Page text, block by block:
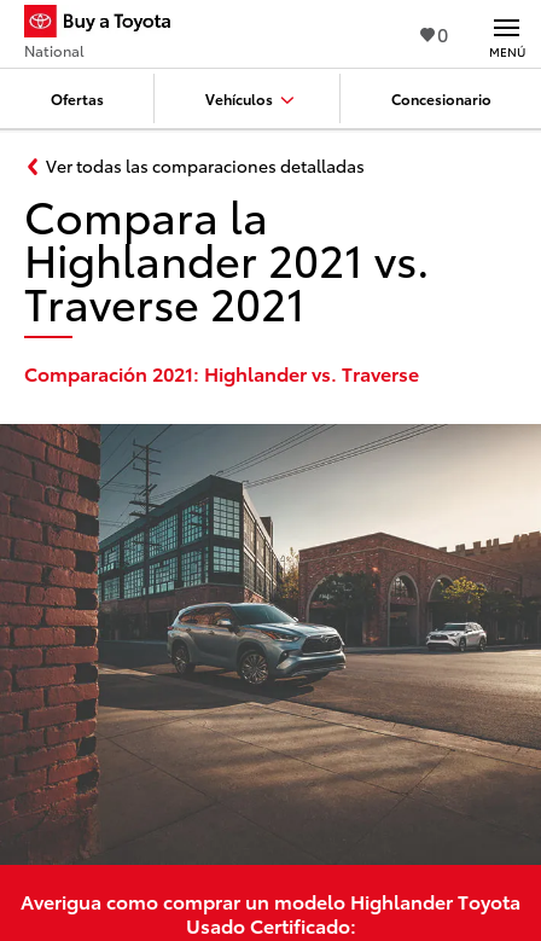
0
Ofertas Vehículos Concesionario
National MENÚ
Ver todas las comparaciones detalladas
Compara la
Highlander 2021 vs.
Traverse 2021
Comparación 2021: Highlander vs. Traverse
Averigua como comprar un modelo Highlander Toyota
Usado Certificado: